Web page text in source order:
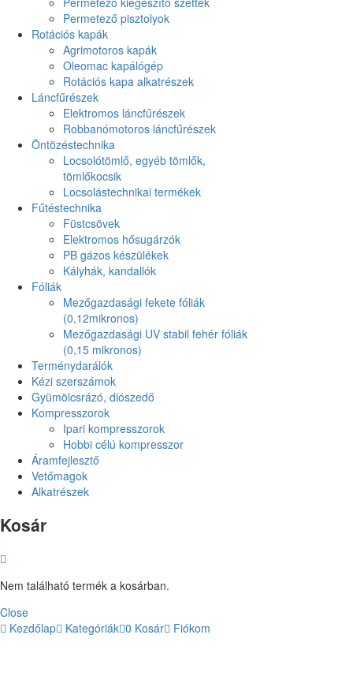
Permetező pisztolyok
Rotációs kapák
Agrimotoros kapák
Oleomac kapálógép
Rotációs kapa alkatrészek
Láncfűrészek
Elektromos láncfűrészek
Robbanómotoros láncfűrészek
Öntözéstechnika
Locsolótömlő, egyéb tömlők,
tömlőkocsik
Locsolástechnikai termékek
Fűtéstechnika
Füstcsövek
Elektromos hősugárzók
PB gázos készülékek
Kályhák, kandallók
Fóliák
Mezőgazdasági fekete fóliák
(0,12mikronos)
Mezőgazdasági UV stabil fehér fóliák
(0,15 mikronos)
Terménydarálók
Kézi szerszámok
Gyümölcsrázó, diószedő
Kompresszorok
Ipari kompresszorok
Hobbi célú kompresszor
Áramfejlesztő
Vetőmagok
Alkatrészek
Kosár
Nem található termék a kosárban.
Close
Kezdőlap
Kategóriák 0 Kosár Fiókom